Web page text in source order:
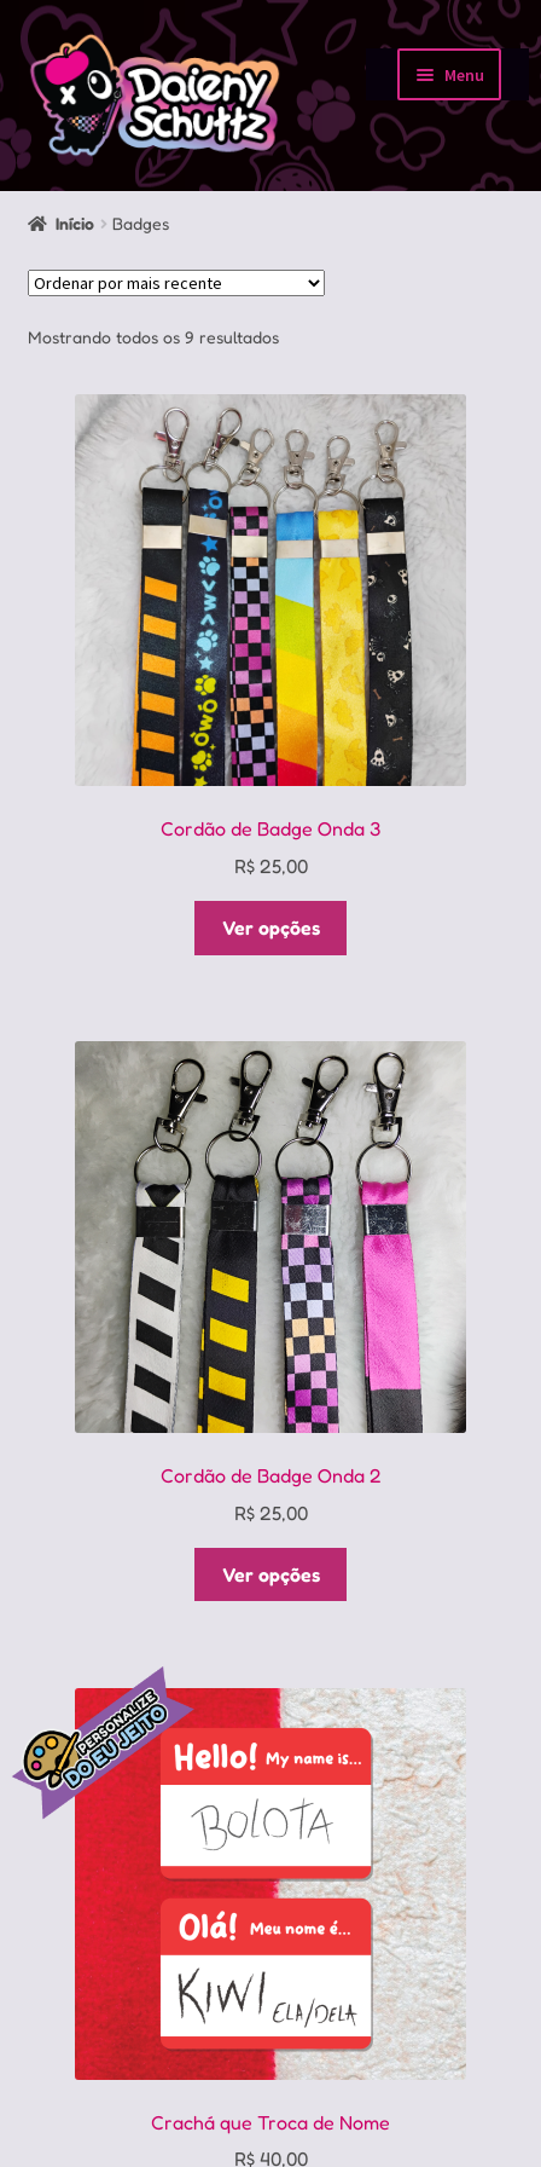
Pular
para
navegação
Pular
para
conteúdo
Menu
Início
Loja
Portfolio
Contato
Início Badges
Mostrando todos os 9 resultadosClassificado
recente
Cordão de Badge Onda 3
R$25,00
Ver opções
As
opções
podem
ser
escolhidas
na
página
do
produto
Cordão de Badge Onda 2
R$25,00
Ver opções
As
opções
podem
ser
escolhidas
na
página
produto
Crachá que Troca de Nome
R$40,00